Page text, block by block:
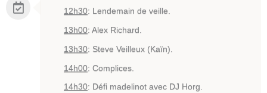
12h30: Lendemain de veille.
13h00: Alex Richard.
13h30: Steve Veilleux (Kaïn).
14h00: Complices.
14h30: Défi madelinot avec DJ Horg.